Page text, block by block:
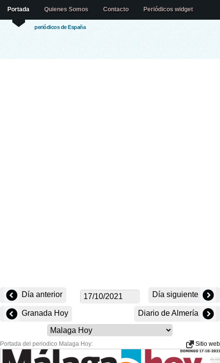
periódicos de España
Portada Quienes Somos Contacto Periódicos widget
Día anterior Día siguiente
Granada Hoy Diario de Almería
Portada del periodico Malaga Hoy: Sitio web